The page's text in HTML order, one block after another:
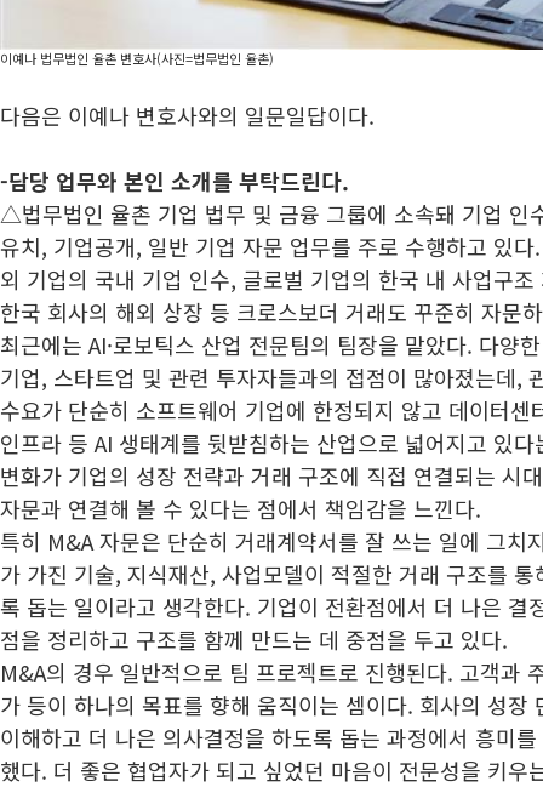
이예나 법무법인 율촌 변호사(사진=법무법인 율촌)
다음은 이예나 변호사와의 일문일답이다.
-담당 업무와 본인 소개를 부탁드린다.
△법무법인 율촌 기업 법무 및 금융 그룹에 소속돼 기업 인
유치, 기업공개, 일반 기업 자문 업무를 주로 수행하고 있
외 기업의 국내 기업 인수, 글로벌 기업의 한국 내 사업구
한국 회사의 해외 상장 등 크로스보더 거래도 꾸준히 자문
최근에는 AI·로보틱스 산업 전문팀의 팀장을 맡았다. 다양
기업, 스타트업 및 관련 투자자들과의 접점이 많아졌는데,
수요가 단순히 소프트웨어 기업에 한정되지 않고 데이터
인프라 등 AI 생태계를 뒷받침하는 산업으로 넓어지고 있
변화가 기업의 성장 전략과 거래 구조에 직접 연결되는 시
자문과 연결해 볼 수 있다는 점에서 책임감을 느낀다.
특히 M&A 자문은 단순히 거래계약서를 잘 쓰는 일에 그치
가 가진 기술, 지식재산, 사업모델이 적절한 거래 구조를
록 돕는 일이라고 생각한다. 기업이 전환점에서 더 나은 결
점을 정리하고 구조를 함께 만드는 데 중점을 두고 있다.
M&A의 경우 일반적으로 팀 프로젝트로 진행된다. 고객과
가 등이 하나의 목표를 향해 움직이는 셈이다. 회사의 성장
이해하고 더 나은 의사결정을 하도록 돕는 과정에서 흥미
했다. 더 좋은 협업자가 되고 싶었던 마음이 전문성을 키우